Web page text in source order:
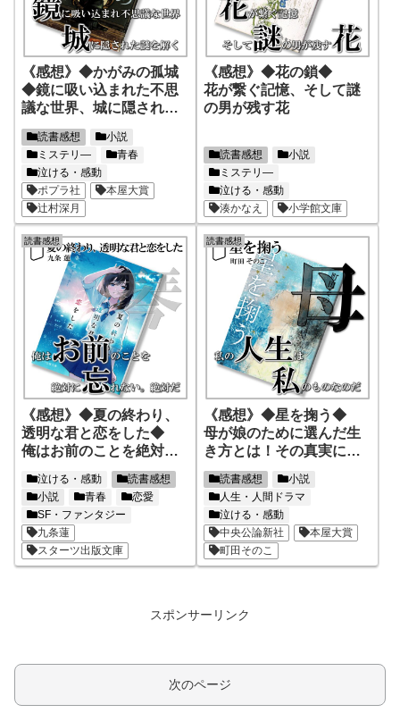
《感想》◆かがみの孤城
◆鏡に吸い込まれた不思
議な世界、城に隠された
謎を解く
読書感想
小説
ミステリ―
青春
泣ける・感動
ポプラ社
本屋大賞
辻村深月
《感想》◆花の鎖◆
花が繋ぐ記憶、そして謎
の男が残す花
読書感想
小説
ミステリ―
泣ける・感動
湊かなえ
小学館文庫
読書感想
《感想》◆夏の終わり、
透明な君と恋をした◆
俺はお前のことを絶対に
忘れない。絶対だ
泣ける・感動
読書感想
小説
青春
恋愛
SF・ファンタジー
九条蓮
スターツ出版文庫
読書感想
《感想》◆星を掬う◆
母が娘のために選んだ生
き方とは！その真実に涙
する
読書感想
小説
人生・人間ドラマ
泣ける・感動
中央公論新社
本屋大賞
町田そのこ
スポンサーリンク
次のページ